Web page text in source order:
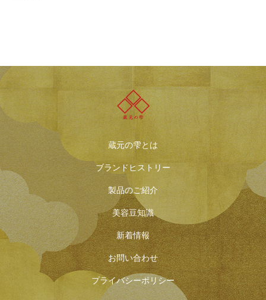
蔵元の雫とは
ブランドヒストリー
製品のご紹介
美容豆知識
新着情報
お問い合わせ
プライバシーポリシー